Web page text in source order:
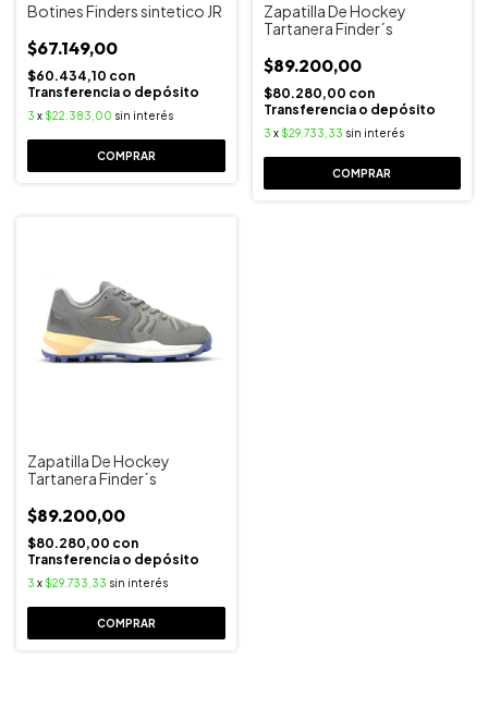
Botines Finders sintetico JR
$67.149,00
$60.434,10 con
Transferencia o depósito
3 x $22.383,00 sin interés
COMPRAR
Zapatilla De Hockey
Tartanera Finder´s
$89.200,00
$80.280,00 con
Transferencia o depósito
3 x $29.733,33 sin interés
COMPRAR
Zapatilla De Hockey
Tartanera Finder´s
$89.200,00
$80.280,00 con
Transferencia o depósito
3 x $29.733,33 sin interés
COMPRAR